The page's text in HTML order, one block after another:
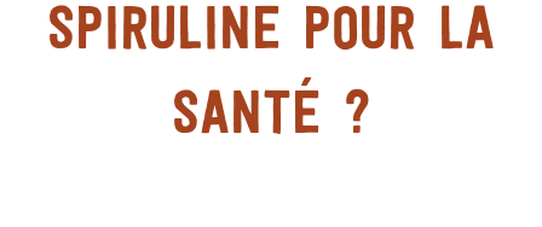
spiruline pour la
santé ?